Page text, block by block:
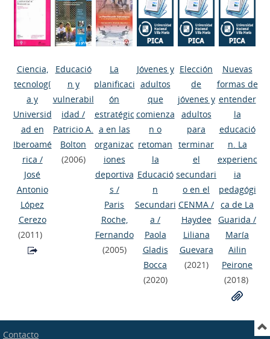
Ciencia,
tecnologí
a y
Universid
ad en
Iberoamé
rica /
José
Antonio
López
Cerezo
(2011)
Educació
n y
vulnerabil
idad /
Patricio A.
Bolton
(2006)
La
planificaci
ón
estratégic
a en las
organizac
iones
deportiva
s /
Paris
Roche,
Fernando
(2005)
Jóvenes y
adultos
que
comienza
n o
retoman
la
Educació
n
Secundari
a /
Paola
Gladis
Bocca
(2020)
Elección
de
jóvenes y
adultos
para
terminar
el
secundari
o en el
CENMA /
Haydee
Liliana
Guevara
(2021)
Nuevas
formas de
entender
la
educació
n. La
experienc
ia
pedagógi
ca de La
Guarida /
María
Ailin
Peirone
(2018)
Contacto